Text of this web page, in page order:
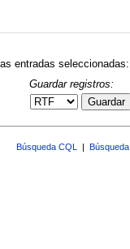
entradas seleccionadas:
Guardar registros:
Guardar
Búsqueda CQL